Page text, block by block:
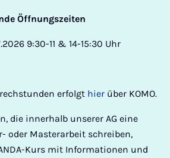
Öffnungszeiten
9:30-11 & 14-15:30 Uhr
erfolgt hier über KOMO.
die innerhalb unserer AG eine
oder Masterarbeit schreiben,
Kurs mit Informationen und